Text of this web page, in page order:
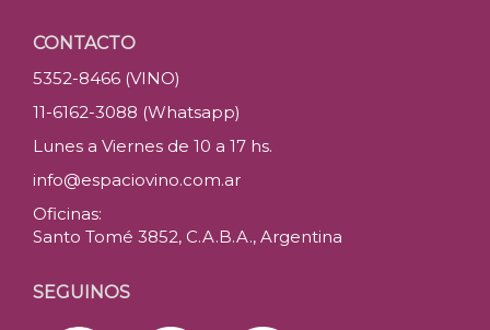
CONTACTO
5352-8466 (VINO)
11-6162-3088 (Whatsapp)
Lunes a Viernes de 10 a 17 hs.
info@espaciovino.com.ar
Oficinas:
Santo Tomé 3852, C.A.B.A., Argentina
SEGUINOS